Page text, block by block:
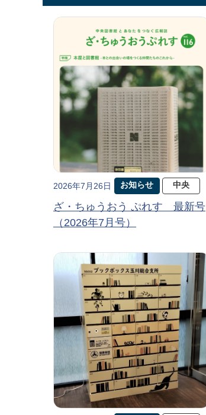
2026年7月26日 お知らせ 中央
ざ・ちゅうおう ぷれす 最新号
（2026年7月号）